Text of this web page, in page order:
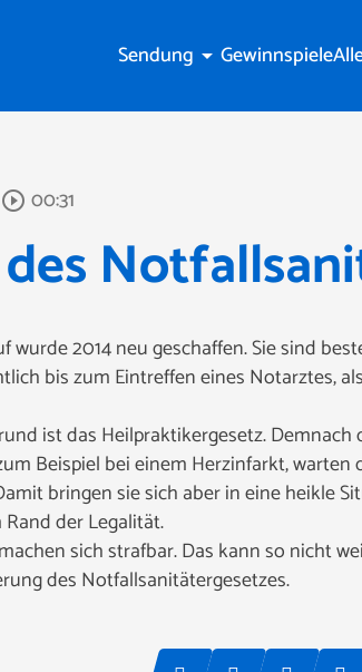
Sendung arrow_drop_down Gewinnspiele
play_circle_outline 00:31
wurde 2014 neu geschaffen. Sie sind
bis zum Eintreffen eines Notarztes,
ist das Heilpraktikergesetz.
Beispiel bei einem Herzinfarkt,
bringen sie sich aber in eine heikle
der Legalität.
sich strafbar. Das kann so nicht
des Notfallsanitätergesetzes.